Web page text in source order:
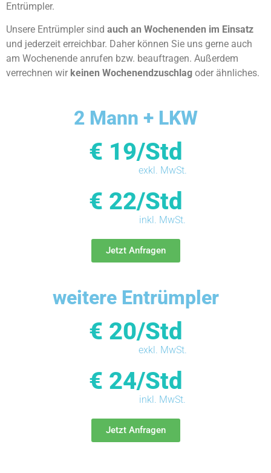
Entrümpler.
Unsere Entrümpler sind auch an Wochenenden im Einsatz
und jederzeit erreichbar. Daher können Sie uns gerne auch
am Wochenende anrufen bzw. beauftragen. Außerdem
verrechnen wir keinen Wochenendzuschlag oder ähnliches.
2 Mann + LKW
€ 19/Std
exkl. MwSt.
€ 22/Std
inkl. MwSt.
Jetzt Anfragen
weitere Entrümpler
€ 20/Std
exkl. MwSt.
€ 24/Std
inkl. MwSt.
Jetzt Anfragen